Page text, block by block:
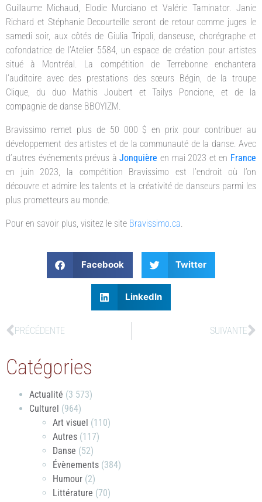
Guillaume Michaud, Elodie Murciano et Valérie Taminator. Janie
Richard et Stéphanie Decourteille seront de retour comme juges le
samedi soir, aux côtés de Giulia Tripoli, danseuse, chorégraphe et
cofondatrice de l’Atelier 5584, un espace de création pour artistes
situé à Montréal. La compétition de Terrebonne enchantera
l’auditoire avec des prestations des sœurs Bégin, de la troupe
Clique, du duo Mathis Joubert et Tailys Poncione, et de la
compagnie de danse BBOYIZM.
Bravissimo remet plus de 50 000 $ en prix pour contribuer au
développement des artistes et de la communauté de la danse. Avec
d’autres événements prévus àJonquière en mai 2023 et en France
en juin 2023, la compétition Bravissimo est l’endroit où l’on
découvre et admire les talents et la créativité de danseurs parmi les
plus prometteurs au monde.
Pour en savoir plus, visitez le site Bravissimo.ca
Facebook Twitter
LinkedIn
PRÉCÉDENTE SUIVANTE
Catégories
Actualité (3 573)
Culturel (964)
Art visuel (110)
Autres (117)
Danse (52)
Évènements (384)
Humour (2)
Littérature (70)